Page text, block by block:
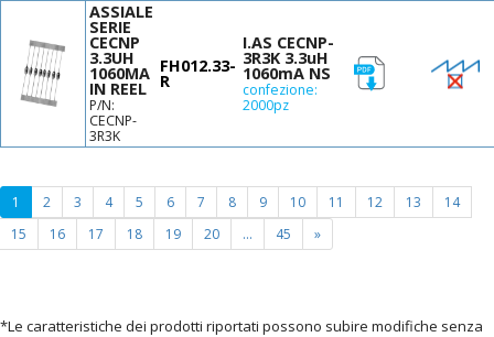
ASSIALE
SERIE
CECNP
3.3UH
1060MA
IN REEL
P/N:
CECNP-
3R3K
FH012.33-
R
I.AS CECNP-
3R3K 3.3uH
1060mA NS
confezione:
2000pz
1
(current
page)
2 3 4 5 6 7 8 9 10 11 12 13
14
15
16 17 18 19 20 ... 45 »
*Le caratteristiche dei prodotti riportati possono subire modifiche senza